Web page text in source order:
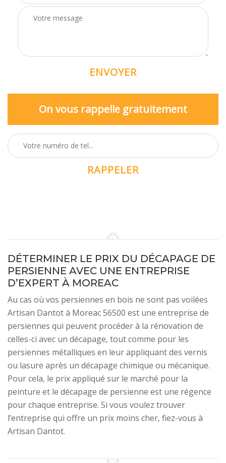
On vous rappelle gratuitement
DÉTERMINER LE PRIX DU DÉCAPAGE DE
PERSIENNE AVEC UNE ENTREPRISE
D’EXPERT À MOREAC
Au cas où vos persiennes en bois ne sont pas voilées
Artisan Dantot à Moreac 56500 est une entreprise de
persiennes qui peuvent procéder à la rénovation de
celles-ci avec un décapage, tout comme pour les
persiennes métalliques en leur appliquant des vernis
ou lasure après un décapage chimique ou mécanique.
Pour cela, le prix appliqué sur le marché pour la
peinture et le décapage de persienne est une régence
pour chaque entreprise. Si vous voulez trouver
l’entreprise qui offre un prix moins cher, fiez-vous à
Artisan Dantot.